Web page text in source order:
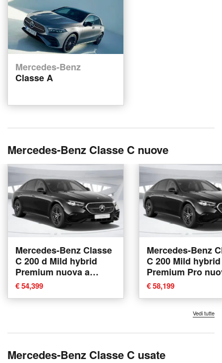
Mercedes-Benz
Classe A
Mercedes-Benz Classe C nuove
Mercedes-Benz Classe
C 200 d Mild hybrid
Premium nuova a
Verona
€ 54,399
Mercedes-Benz
C 200 Mild hybrid
Premium Pro
Verona
€ 58,199
Vedi tutte
Mercedes-Benz Classe C usate